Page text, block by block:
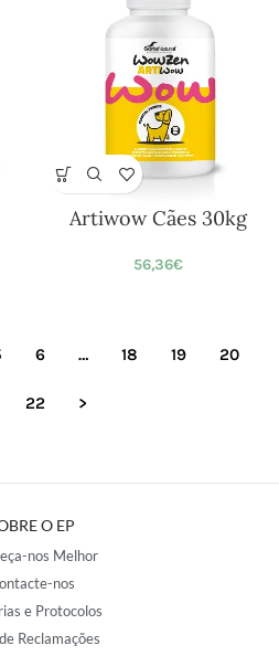
Artiwow Cães 30kg
56,36€
6 … 18 19 20
22 >
O EP
nos Melhor
nos
e Protocolos
Reclamações